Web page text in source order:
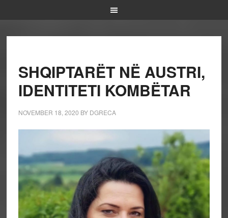
SHQIPTARËT NË AUSTRI,
IDENTITETI KOMBËTAR
NOVEMBER 18, 2020 BY DGRECA